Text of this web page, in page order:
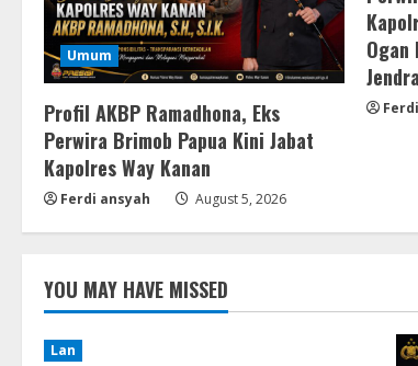
Umum
Profil AKBP Ramadhona, Eks
Perwira Brimob Papua Kini Jabat
Kapolres Way Kanan
Ferdi ansyah August 5, 2026
Ogan
YOU MAY HAVE MISSED
Lan